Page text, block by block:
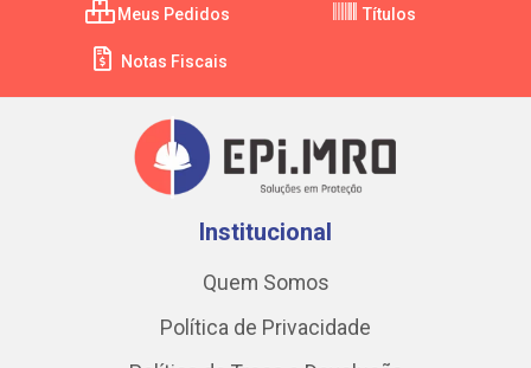
Meus Pedidos Títulos
Notas Fiscais
Institucional
Quem Somos
Política de Privacidade